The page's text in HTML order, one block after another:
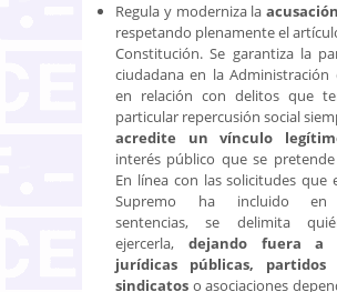
Regula y moderniza la
respetando plenamente el
Constitución. Se garantiza la
ciudadana en la Administración
en relación con delitos que
particular repercusión social
acredite un vínculo
interés público que se
En línea con las solicitudes que
Supremo ha incluido en
sentencias, se delimita
ejercerla, dejando fuera a
jurídicas públicas, partidos
sindicatos o asociaciones